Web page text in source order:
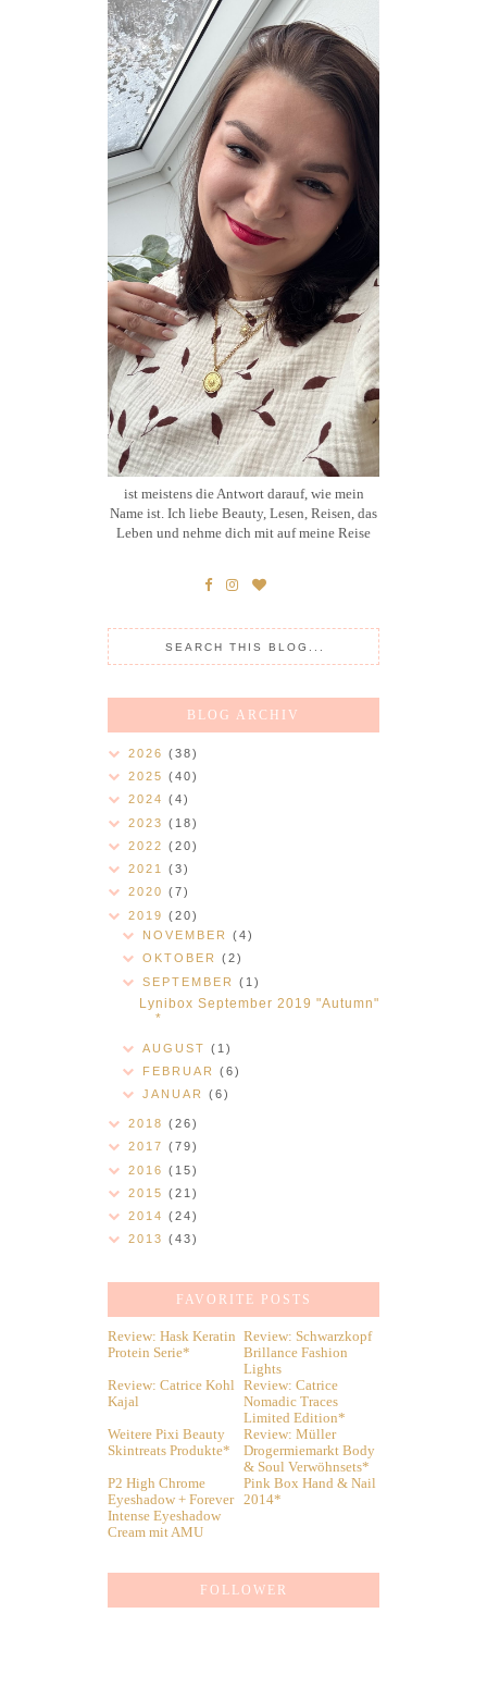
ist meistens die Antwort darauf, wie mein
Name ist. Ich liebe Beauty, Lesen, Reisen, das
Leben und nehme dich mit auf meine Reise
BLOG ARCHIV
2026 (38)
2025 (40)
2024 (4)
2023 (18)
2022 (20)
2021 (3)
2020 (7)
2019 (20)
NOVEMBER(4)
OKTOBER(2)
SEPTEMBER(1)
Lynibox September 2019 "Autumn"
*
AUGUST(1)
FEBRUAR(6)
JANUAR(6)
2018 (26)
2017 (79)
2016 (15)
2015 (21)
2014 (24)
2013 (43)
FAVORITE POSTS
Review: Hask Keratin
Protein Serie*
Review: Schwarzkopf
Brillance Fashion
Lights
Review: Catrice Kohl
Kajal
Review: Catrice
Nomadic Traces
Limited Edition*
Weitere Pixi Beauty
Skintreats Produkte*
Review: Müller
Drogermiemarkt Body
& Soul Verwöhnsets*
P2 High Chrome
Eyeshadow + Forever
Intense Eyeshadow
Cream mit AMU
Pink Box Hand & Nail
2014*
FOLLOWER